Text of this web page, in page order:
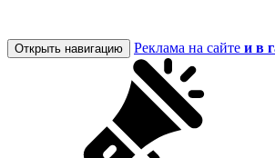
Открыть навигацию Реклама на сайте и в